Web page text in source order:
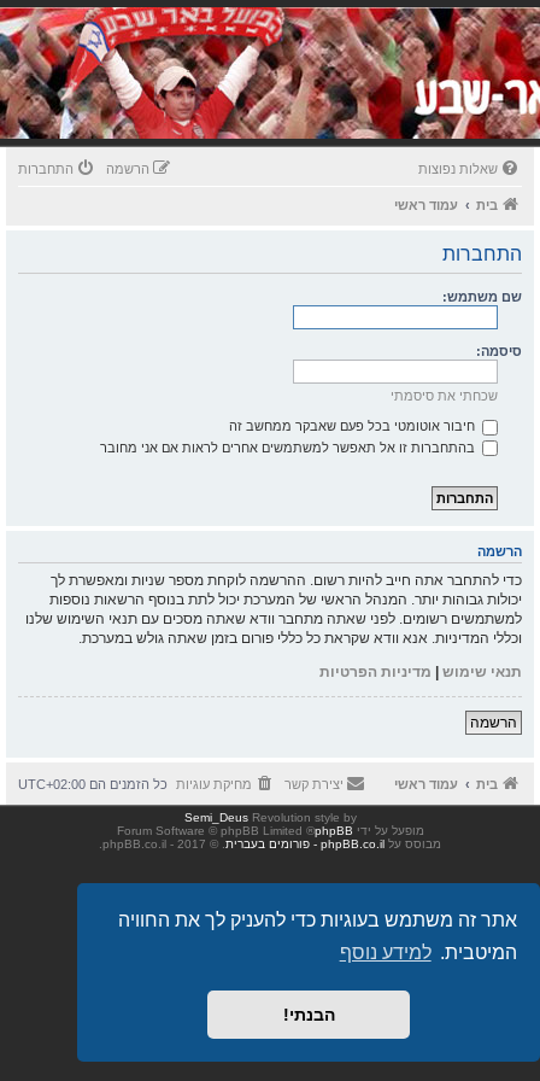
אתר זה משתמש בעוגיות כדי להעניק לך את החוויה
המיטבית. למידע נוסף
הבנתי!
שאלות נפוצות התחברות הרשמה
בית עמוד ראשי
התחברות
שם משתמש:
סיסמה:
שכחתי את סיסמתי
חיבור אוטומטי בכל פעם שאבקר ממחשב זה
בהתחברות זו אל תאפשר למשתמשים אחרים לראות אם אני מחובר
הרשמה
כדי להתחבר אתה חייב להיות רשום. ההרשמה לוקחת מספר שניות ומאפשרת לך
יכולות גבוהות יותר. המנהל הראשי של המערכת יכול לתת בנוסף הרשאות נוספות
למשתמשים רשומים. לפני שאתה מתחבר וודא שאתה מסכים עם תנאי השימוש שלנו
וכללי המדיניות. אנא וודא שקראת כל כללי פורום בזמן שאתה גולש במערכת.
תנאי שימוש | מדיניות הפרטיות
הרשמה
בית עמוד ראשי כל הזמנים הם UTC+02:00 מחיקת עוגיות יצירת קשר
Revolution style by
Semi_Deus
מופעל על ידי phpBB
® Forum Software © phpBB Limited
מבוסס על phpBB.co.il - פורומים בעברית . © 2017 - phpBB.co.il.